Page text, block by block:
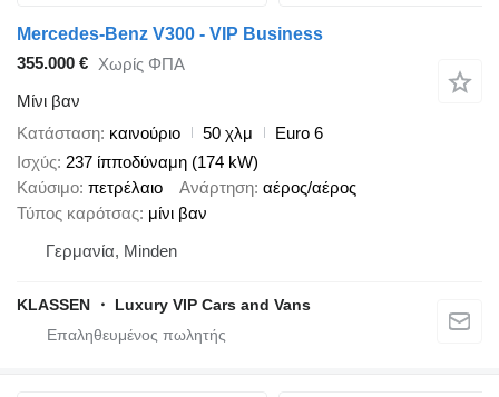
Mercedes-Benz V300 - VIP Business
355.000 € Χωρίς ΦΠΑ
Μίνι βαν
Κατάσταση καινούριο 50 χλμ
Euro 6
Ισχύς 237 ίπποδύναμη (174 kW)
Καύσιμο πετρέλαιο Ανάρτηση αέρος/αέρος
Τύπος καρότσας μίνι βαν
Γερμανία, Minden
KLASSEN ・ Luxury VIP Cars and Vans